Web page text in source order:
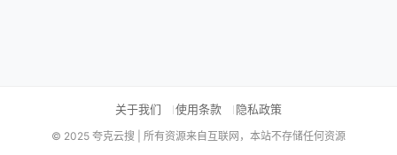
关于我们 使用条款 隐私政策
© 2025 夸克云搜 | 所有资源来自互联网，本站不存储任何资源